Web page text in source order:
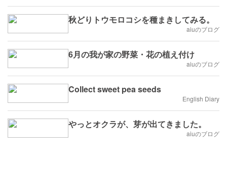
秋どりトウモロコシを種まきしてみる。
aiuのブログ
6月の我が家の野菜・花の植え付け
aiuのブログ
Collect sweet pea seeds
English Diary
やっとオクラが、芽が出てきました。
aiuのブログ